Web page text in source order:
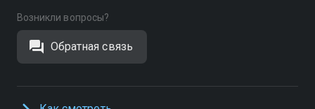
Возникли вопросы?
Обратная связь